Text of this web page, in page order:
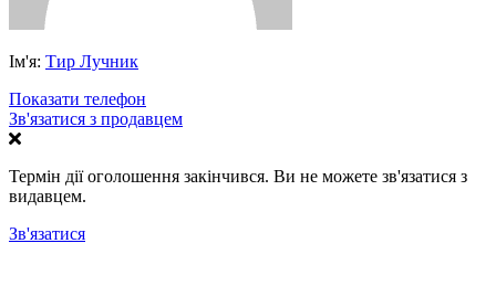
Ім'я: Тир Лучник
Показати телефон
Зв'язатися з продавцем
Термін дії оголошення закінчився. Ви не можете зв'язатися з
видавцем.
Зв'язатися